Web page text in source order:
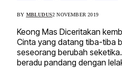
BY MBLUDUS2 NOVEMBER 2019
Keong Mas Diceritakan
Cinta yang datang tiba-tiba
seseorang berubah
beradu pandang dengan